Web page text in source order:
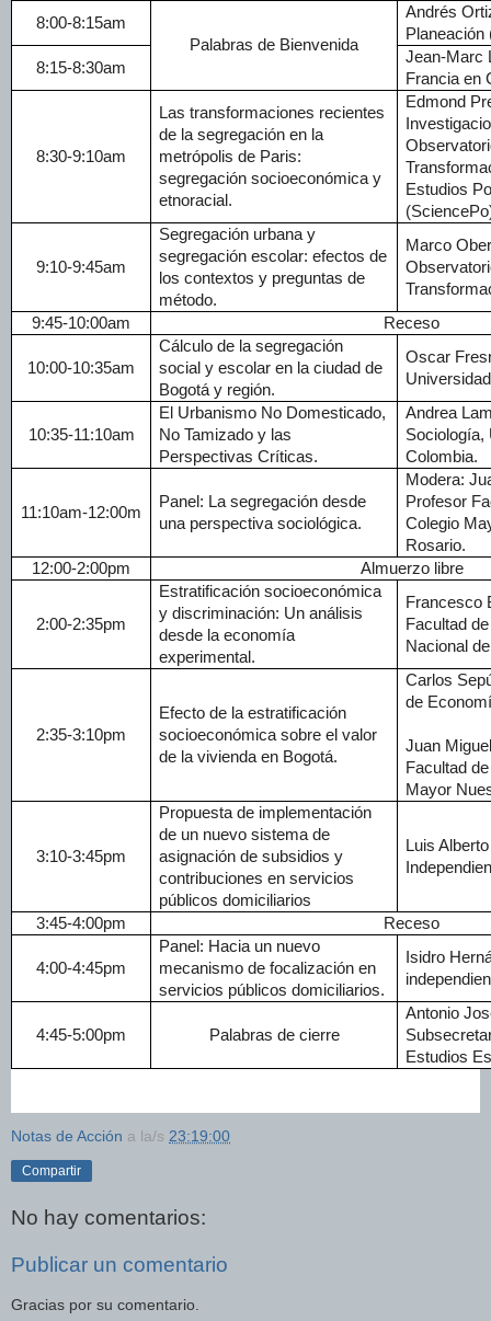
8:00-8:15am
Palabras de Bienvenida
Andrés
Planeación
8:15-8:30am
Jean-Marc
Francia en
8:30-9:10am
Las transformaciones recientes
de la segregación en la
metrópolis de Paris:
segregación socioeconómica y
etnoracial.
Edmond
Estudios
9:10-9:45am
Segregación urbana y
segregación escolar: efectos de
los contextos y preguntas de
método.
Marco
9:45-10:00am
Receso
10:00-10:35am
Cálculo de la segregación
social y escolar en la ciudad de
Bogotá y región.
Oscar
10:35-11:10am
El Urbanismo No Domesticado,
No Tamizado y las
Perspectivas Críticas.
Andrea
Sociología,
Colombia.
11:10am-12:00m
Panel: La segregación desde
una perspectiva sociológica.
Modera:
Profesor
Colegio
Rosario.
12:00-2:00pm
Almuerzo libre
2:00-2:35pm
Estratificación socioeconómica
y discriminación: Un análisis
desde la economía
experimental.
Francesco
Facultad
Nacional
2:35-3:10pm
Efecto de la estratificación
socioeconómica sobre el valor
de la vivienda en Bogotá.
Carlos
de
Juan
Facultad
Mayor
3:10-3:45pm
Propuesta de implementación
de un nuevo sistema de
asignación de subsidios y
contribuciones en servicios
públicos domiciliarios
Luis
3:45-4:00pm Receso
4:00-4:45pm
Panel: Hacia un nuevo
mecanismo de focalización en
servicios públicos domiciliarios.
Isidro
4:45-5:00pm Palabras de cierre
Antonio
Estudios
Notas de Acción a la/s 23:19:00
Compartir
No hay comentarios:
Publicar un comentario
Gracias por su comentario.